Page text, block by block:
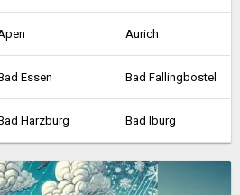
Aurich
Essen Bad Fallingbostel
Harzburg Bad Iburg
Bad Münder am Deister Bad Nenndorf